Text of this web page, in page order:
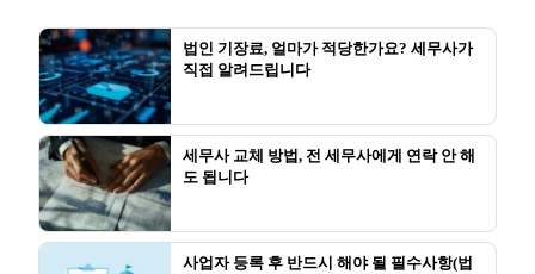
법인 기장료, 얼마가 적당한가요? 세무사가
직접 알려드립니다
세무사 교체 방법, 전 세무사에게 연락 안 해
도 됩니다
사업자 등록 후 반드시 해야 될 필수사항(법